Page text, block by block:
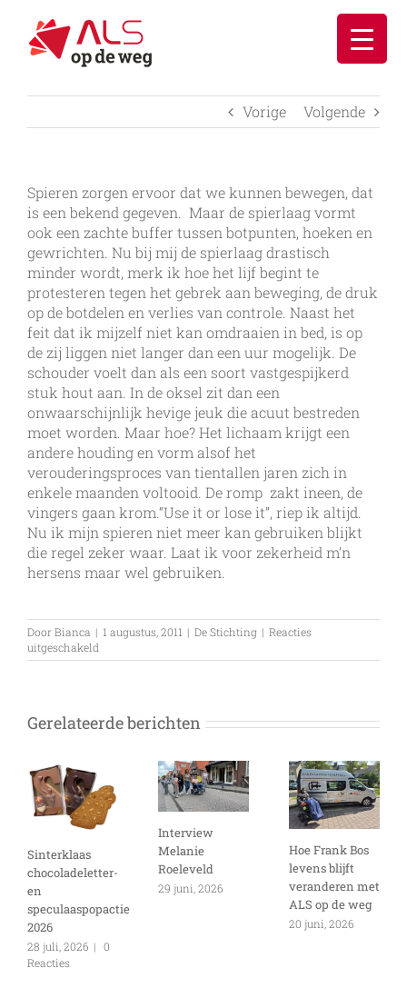
inhoud
Vorige Volgende
Spieren zorgen ervoor dat we kunnen bewegen, dat
is een bekend gegeven. Maar de spierlaag vormt
ook een zachte buffer tussen botpunten, hoeken en
gewrichten. Nu bij mij de spierlaag drastisch
minder wordt, merk ik hoe het lijf begint te
protesteren tegen het gebrek aan beweging, de druk
op de botdelen en verlies van controle. Naast het
feit dat ik mijzelf niet kan omdraaien in bed, is op
de zij liggen niet langer dan een uur mogelijk. De
schouder voelt dan als een soort vastgespijkerd
stuk hout aan. In de oksel zit dan een
onwaarschijnlijk hevige jeuk die acuut bestreden
moet worden. Maar hoe? Het lichaam krijgt een
andere houding en vorm alsof het
verouderingsproces van tientallen jaren zich in
enkele maanden voltooid. De romp zakt ineen, de
vingers gaan krom.“Use it or lose it”, riep ik altijd.
Nu ik mijn spieren niet meer kan gebruiken blijkt
die regel zeker waar. Laat ik voor zekerheid m’n
hersens maar wel gebruiken.
DoorBianca | 1 augustus, 2011 | De Stichting | Reacties
uitgeschakeld
Spieren
Gerelateerde berichten
Sinterklaas
chocoladeletter-
en
speculaaspopactie
2026
28 juli, 2026 | 0
Reacties
Interview
Melanie
Roeleveld
29 juni, 2026
Hoe Frank Bos
levens blijft
veranderen met
ALS op de weg
20 juni, 2026